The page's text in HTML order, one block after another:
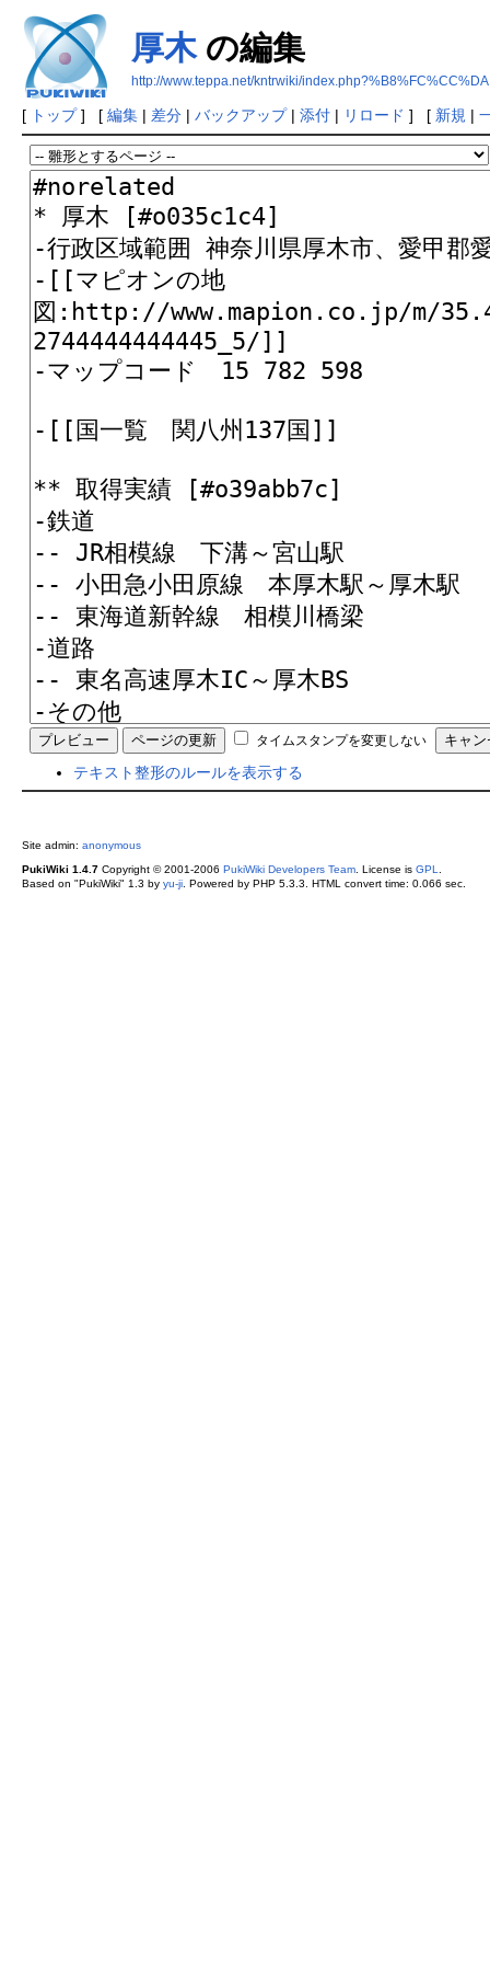
厚木の編集
http://www.teppa.net/kntrwiki/index.php?%B8%FC%CC%DA
[ トップ] [ 編集| 差分| バックアップ| 添付| リロード ] [ 新規 |
タイムスタンプを変更しない
テキスト整形のルールを表示する
Site admin: anonymous
PukiWiki 1.4.7Copyright © 2001-2006 PukiWiki Developers Team. License is GPL
Based on "PukiWiki" 1.3 by yu-ji. Powered by PHP 5.3.3. HTML convert time: 0.066 sec.